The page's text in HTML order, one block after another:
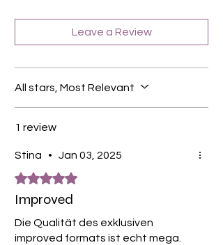
Leave a Review
All stars, Most Relevant
1 review
Stina • Jan 03, 2025
Rated 5 out of 5 stars.
Improved
Die Qualität des exklusiven
improved formats ist echt mega.